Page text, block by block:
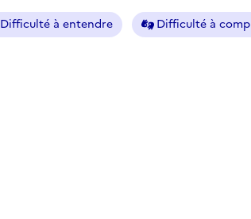
Difficulté à entendre Difficulté à